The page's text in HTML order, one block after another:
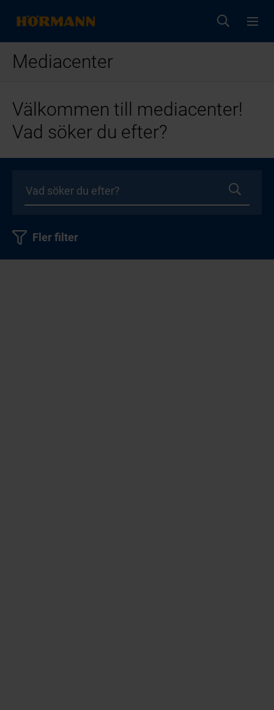
Mediacenter
Välkommen till mediacenter!
Vad söker du efter?
Fler filter